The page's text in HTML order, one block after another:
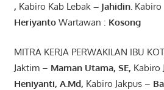
, Kabiro Kab Lebak– Jahidin.
Heriyanto Wartawan : Kosong
MITRA KERJA PERWAKILAN IBU
Jaktim – Maman Utama, SE, Kabiro
Heniyanti, A.Md, Kabiro Jakpus –